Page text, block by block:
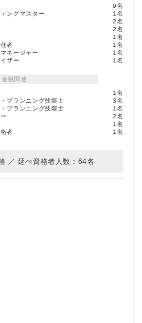
9名
ングマスター
1名
2名
2名
1名
者
1名
ネージャー
1名
ザー
1名
金融関連
1名
プランニング技能士
3名
プランニング技能士
1名
2名
1名
者
1名
／ 延べ資格者人数：64名